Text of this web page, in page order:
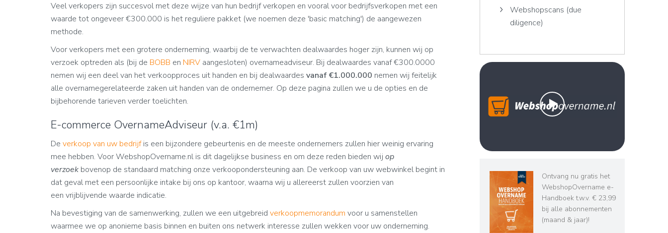
Veel verkopers zijn succesvol met deze wijze van hun bedrijf verkopen en vooral voor bedrijfsverkopen met een
waarde tot ongeveer €300.000 is het reguliere pakket (we noemen deze 'basic matching') de aangewezen
methode.
Voor verkopers met een grotere onderneming, waarbij de te verwachten dealwaardes hoger zijn, kunnen wij op
verzoek optreden als (bij de BOBB en NIRV aangesloten) overnameadviseur. Bij dealwaardes vanaf €300.0000
nemen wij een deel van het verkoopproces uit handen en bij dealwaardes vanaf €1.000.000 nemen wij feitelijk
alle overnamegerelateerde zaken uit handen van de ondernemer. Op deze pagina zullen we u de opties en de
bijbehorende tarieven verder toelichten.
E-commerce OvernameAdviseur (v.a. €1m)
De verkoop van uw bedrijfis een bijzondere gebeurtenis en de meeste ondernemers zullen hier weinig ervaring
mee hebben. Voor WebshopOvername.nl is dit dagelijkse business en om deze reden bieden wij op
verzoek bovenop de standaard matching onze verkoopondersteuning aan. De verkoop van uw webwinkel begint in
dat geval met een persoonlijke intake bij ons op kantoor, waarna wij u allereerst zullen voorzien van
een vrijblijvende waarde indicatie.
Na bevestiging van de samenwerking, zullen we een uitgebreid verkoopmemorandum voor u samenstellen
waarmee we op anonieme basis binnen en buiten ons netwerk interesse zullen wekken voor uw onderneming.
Webshopscans (due
diligence)
Ontvang nu gratis het
WebshopOvername e-
Handboek t.w.v. € 23,99
bij alle abonnementen
(maand & jaar)!